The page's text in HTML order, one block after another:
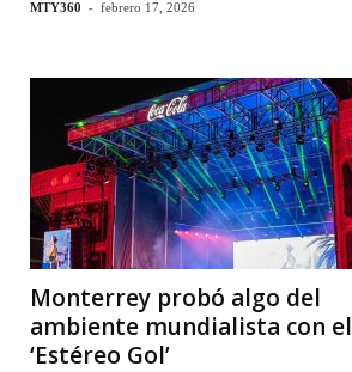
MTY360 - febrero 17, 2026
Monterrey probó algo del
ambiente mundialista con el
‘Estéreo Gol’